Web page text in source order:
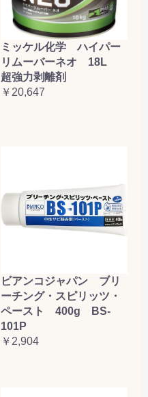
ミッケル化学 ハイパー
リムーバーネオ 18L
超強力剥離剤
￥20,647
ビアンコジャパン ブリ
ーチング・スピリッツ・
ペースト 400g BS-
101P
￥2,904